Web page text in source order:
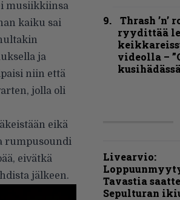
musiikkiinsa
kaiku sai
ja
niin että
jolla oli
eikä
rumpusoundi
eivätkä
jälkeen.
Thrash
ryydittää
videolla –
Livearvio:
Tavastia
Sepulturan